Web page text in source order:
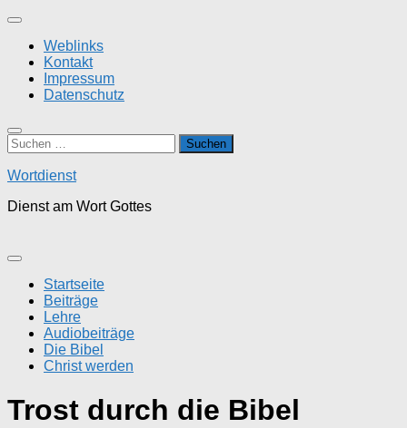
Zum
springenWeblinks
Kontakt
Impressum
Datenschutz
Suchen
nach:
Wortdienst
Dienst am Wort Gottes
Startseite
Beiträge
Lehre
Audiobeiträge
Die Bibel
Christ werden
Trost durch die Bibel